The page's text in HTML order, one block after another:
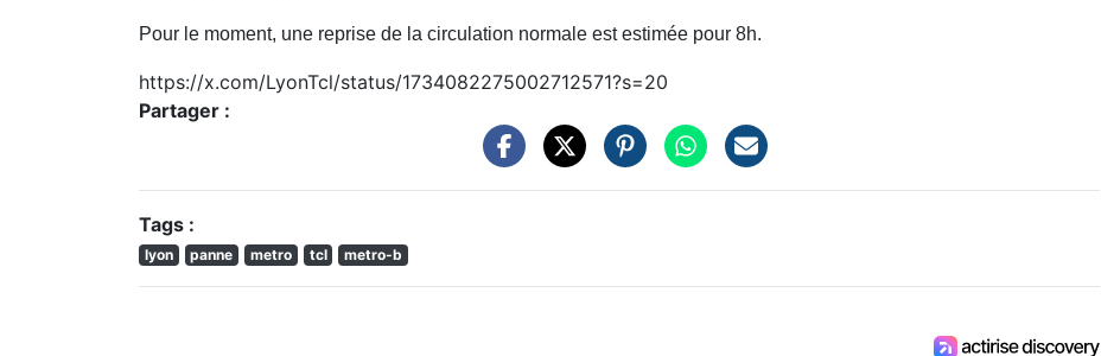
Pour le moment, une reprise de la circulation normale est estimée pour 8h.
https://x.com/LyonTcl/status/1734082275002712571?s=20
Partager :
Tags :
lyon panne metro tcl metro-b